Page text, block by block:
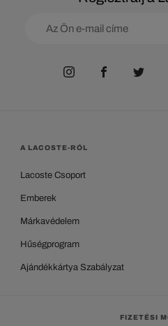
A LACOSTE-RÓL
Lacoste Csoport
Emberek
Márkavédelem
Hűségprogram
Ajándékkártya Szabályzat
FIZETÉSI